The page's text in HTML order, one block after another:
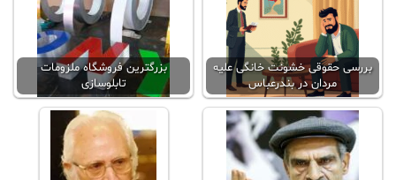
بررسی حقوقی خشونت خانگی علیه
مردان در بندرعباس
بزرگترین فروشگاه ملزومات
تابلوسازی